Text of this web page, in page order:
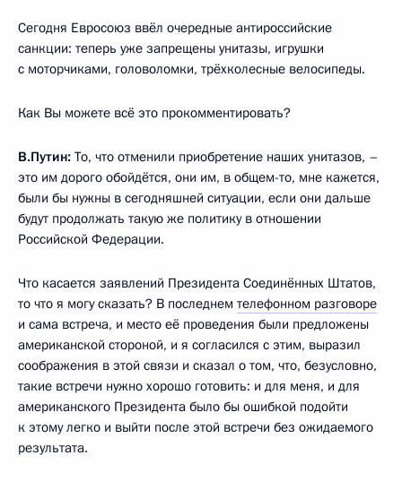
Сегодня Евросоюз ввёл очередные антироссийские
санкции: теперь уже запрещены унитазы, игрушки
с моторчиками, головоломки, трёхколесные велосипеды.
Как Вы можете всё это прокомментировать?
В.Путин: То, что отменили приобретение наших унитазов, –
это им дорого обойдётся, они им, в общем-то, мне кажется,
были бы нужны в сегодняшней ситуации, если они дальше
будут продолжать такую же политику в отношении
Российской Федерации.
Что касается заявлений Президента Соединённых Штатов,
то что я могу сказать? В последнем телефонном разговоре
и сама встреча, и место её проведения были предложены
американской стороной, и я согласился с этим, выразил
соображения в этой связи и сказал о том, что, безусловно,
такие встречи нужно хорошо готовить: и для меня, и для
американского Президента было бы ошибкой подойти
к этому легко и выйти после этой встречи без ожидаемого
результата.